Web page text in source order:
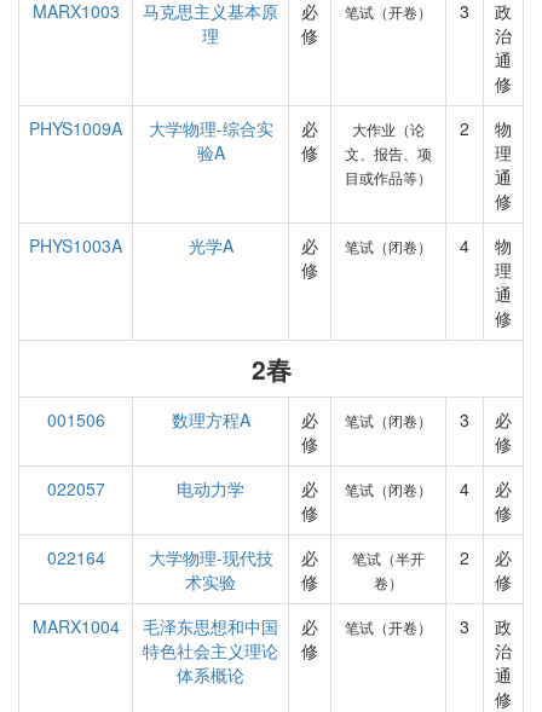
MARX1003
马克思主义基本原
理
必
修
笔试（开卷） 3
政
治
通
修
PHYS1009A
大学物理-综合实
验A
必
修
大作业（论
文、报告、项
目或作品等）
2
物
理
通
修
PHYS1003A
光学A
必
修
笔试（闭卷） 4
物
理
通
修
2春
001506 数理方程A
必
修
笔试（闭卷） 3
必
修
022057
电动力学
必
修
笔试（闭卷） 4
必
修
022164
大学物理-现代技
术实验
必
修
笔试（半开
卷）
2
必
修
MARX1004
毛泽东思想和中国
特色社会主义理论
体系概论
必
修
笔试（开卷） 3
政
治
通
修